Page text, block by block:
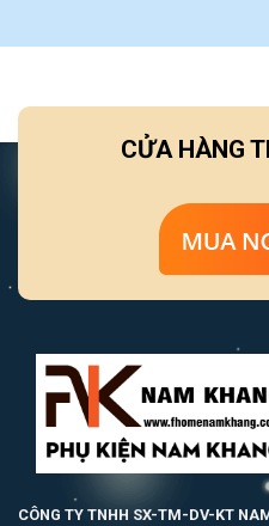
CỬA HÀNG
CÔNG TY TNHH SX-TM-DV-KT